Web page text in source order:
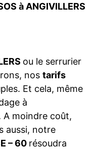
à ANGIVILLERS
ou le serrurier
nos tarifs
Et cela, même
à
A moindre coût,
aussi, notre
– 60 résoudra